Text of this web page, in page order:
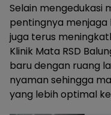
Selain mengedukasi
pentingnya menjaga
juga terus
Klinik Mata RSD
baru dengan ruang
nyaman sehingga
yang lebih optimal